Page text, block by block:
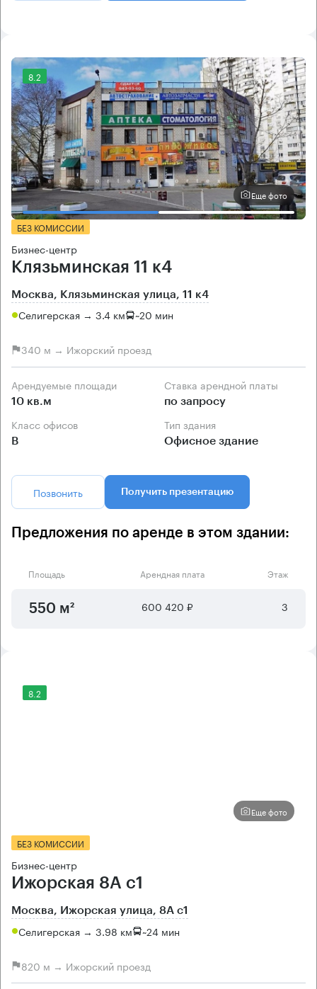
8.2
Еще фото
БЕЗ КОМИССИИ
Бизнес-центр
Клязьминская 11 к4
Москва, Клязьминская улица, 11 к4
Селигерская → 3.4 км ~20 мин
340 м → Ижорский проезд
Арендуемые площади
10 кв.м
Ставка арендной платы
по запросу
Класс офисов
B
Тип здания
Офисное здание
Позвонить Получить презентацию
Предложения по аренде в этом здании:
Площадь Арендная плата Этаж
550 м² 600 420 ₽ 3
8.2
Еще фото
БЕЗ КОМИССИИ
Бизнес-центр
Ижорская 8А с1
Москва, Ижорская улица, 8А с1
Селигерская → 3.98 км ~24 мин
820 м → Ижорский проезд